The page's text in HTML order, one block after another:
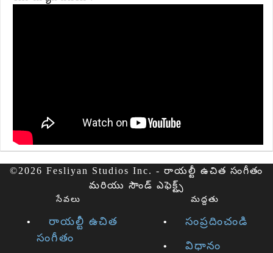
©2026 Fesliyan Studios Inc. - రాయల్టీ ఉచిత సంగీతం
మరియు సౌండ్ ఎఫెక్ట్స్
సేవలు
రాయల్టీ ఉచిత
సంగీతం
మద్దతు
సంప్రదించండి
విధానం